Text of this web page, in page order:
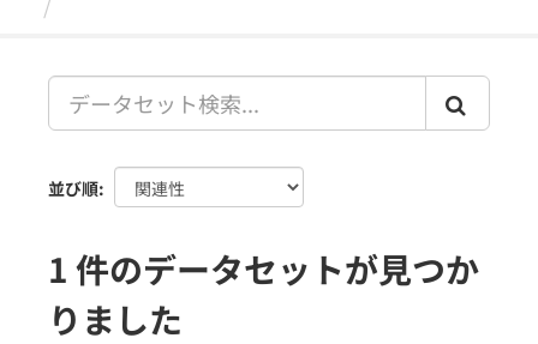
並び順
1 件のデータセットが見つか
りました